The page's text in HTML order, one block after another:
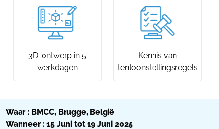
3D-ontwerp in 5
werkdagen
Kennis van
tentoonstellingsregels
Waar : BMCC, Brugge, België
Wanneer : 15 Juni tot 19 Juni 2025